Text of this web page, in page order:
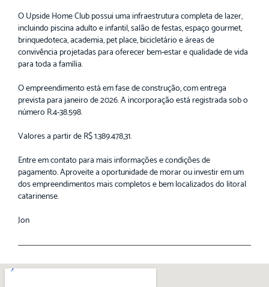
O Upside Home Club possui uma infraestrutura completa de lazer,
incluindo piscina adulto e infantil, salão de festas, espaço gourmet,
brinquedoteca, academia, pet place, bicicletário e áreas de
convivência projetadas para oferecer bem-estar e qualidade de vida
para toda a família.
O empreendimento está em fase de construção, com entrega
prevista para janeiro de 2026. A incorporação está registrada sob o
número R.4-38.598.
Valores a partir de R$ 1.389.478,31.
Entre em contato para mais informações e condições de
pagamento. Aproveite a oportunidade de morar ou investir em um
dos empreendimentos mais completos e bem localizados do litoral
catarinense.
Jon